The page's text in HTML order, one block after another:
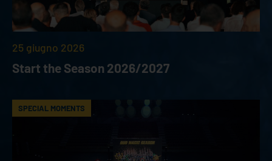
25 giugno 2026
Start the Season 2026/2027
SPECIAL MOMENTS